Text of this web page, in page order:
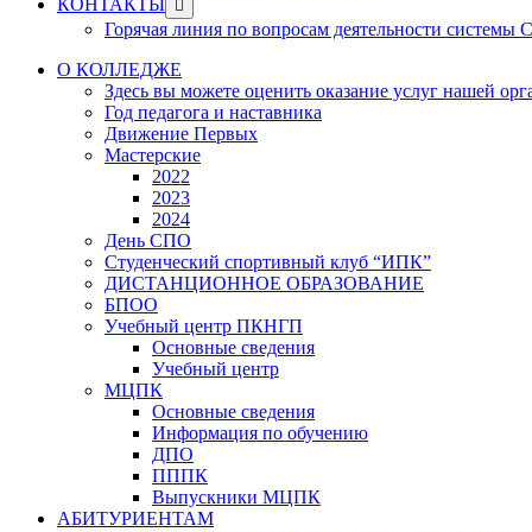
КОНТАКТЫ
sub
menu
Горячая линия по вопросам деятельности системы
О КОЛЛЕДЖЕ
Здесь вы можете оценить оказание услуг нашей
Год педагога и наставника
Движение Первых
Мастерские
2022
2023
2024
День СПО
Студенческий спортивный клуб “ИПК”
ДИСТАНЦИОННОЕ ОБРАЗОВАНИЕ
БПОО
Учебный центр ПКНГП
Основные сведения
Учебный центр
МЦПК
Основные сведения
Информация по обучению
ДПО
ПППК
Выпускники МЦПК
АБИТУРИЕНТАМ